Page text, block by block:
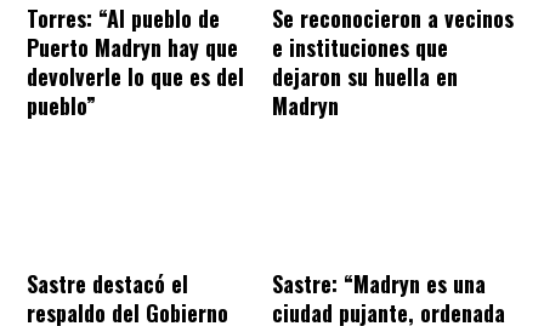
Torres: “Al pueblo de
Puerto Madryn hay que
devolverle lo que es del
pueblo”
Se reconocieron a vecinos
e instituciones que
dejaron su huella en
Madryn
Sastre destacó el
respaldo del Gobierno
Sastre: “Madryn es una
ciudad pujante, ordenada